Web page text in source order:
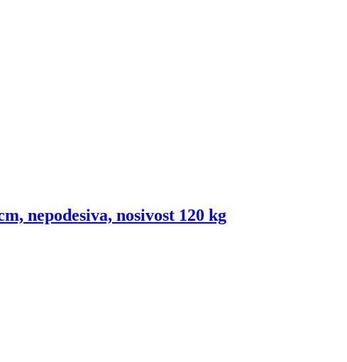
nepodesiva, nosivost 120 kg